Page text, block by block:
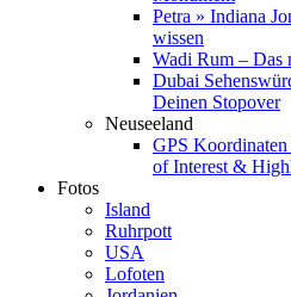
Petra » Indiana
wissen
Wadi Rum – Das
Dubai
Deinen Stopover
Neuseeland
GPS
of Interest &
Fotos
Island
Ruhrpott
USA
Lofoten